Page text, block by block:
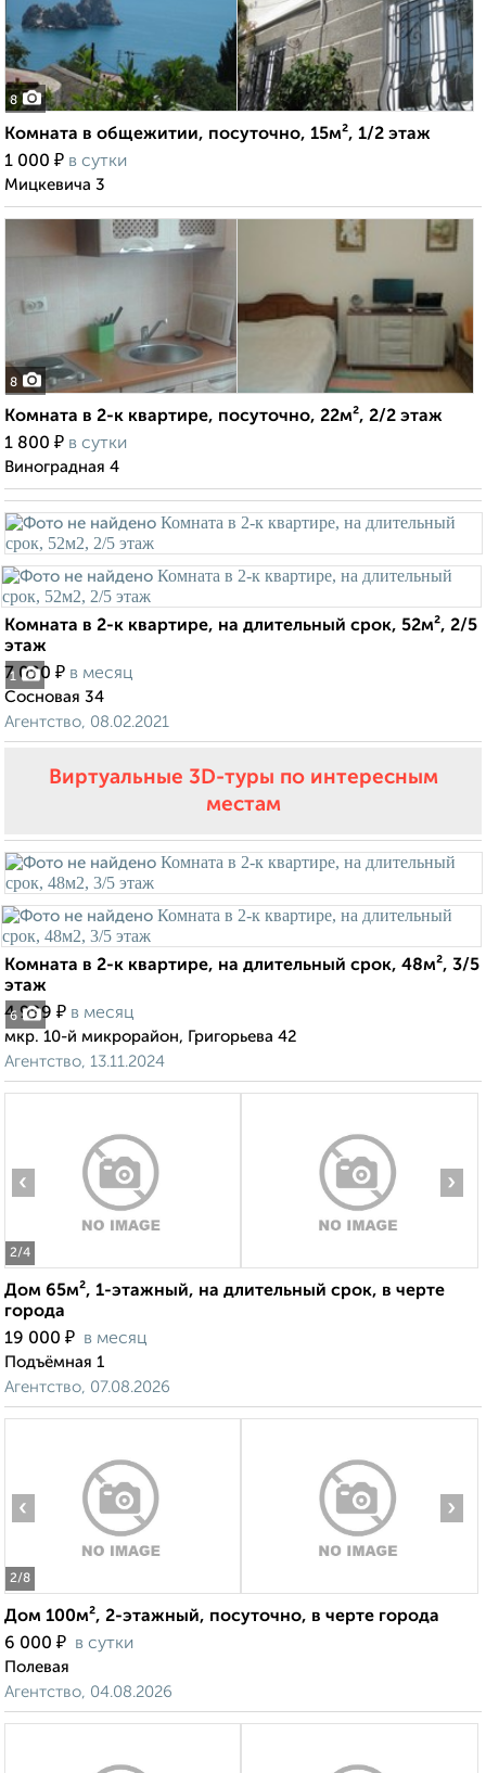
8
Комната в общежитии, посуточно, 15м², 1/2 этаж
1 000 ₽ в сутки
Мицкевича 3
8
Комната в 2-к квартире, посуточно, 22м², 2/2 этаж
1 800 ₽ в сутки
Виноградная 4
1
Комната в 2-к квартире, на длительный срок, 52м², 2/5
этаж
7 000 ₽ в месяц
Сосновая 34
Агентство, 08.02.2021
Виртуальные 3D-туры по интересным
местам
6
Комната в 2-к квартире, на длительный срок, 48м², 3/5
этаж
4 999 ₽ в месяц
мкр. 10-й микрорайон, Григорьева 42
Агентство, 13.11.2024
2/4
‹ ›
Дом 65м², 1-этажный, на длительный срок, в черте
города
19 000 ₽ в месяц
Подъёмная 1
Агентство, 07.08.2026
2/8
‹ ›
Дом 100м², 2-этажный, посуточно, в черте города
6 000 ₽ в сутки
Полевая
Агентство, 04.08.2026